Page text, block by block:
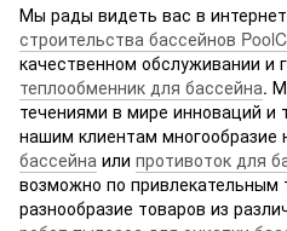
Мы рады видеть вас в
строительства бассейнов
качественном обслуживании и
теплообменник для бассейна.
течениями в мире инноваций и
нашим клиентам многообразие
бассейна или противоток для
возможно по
разнообразие товаров из